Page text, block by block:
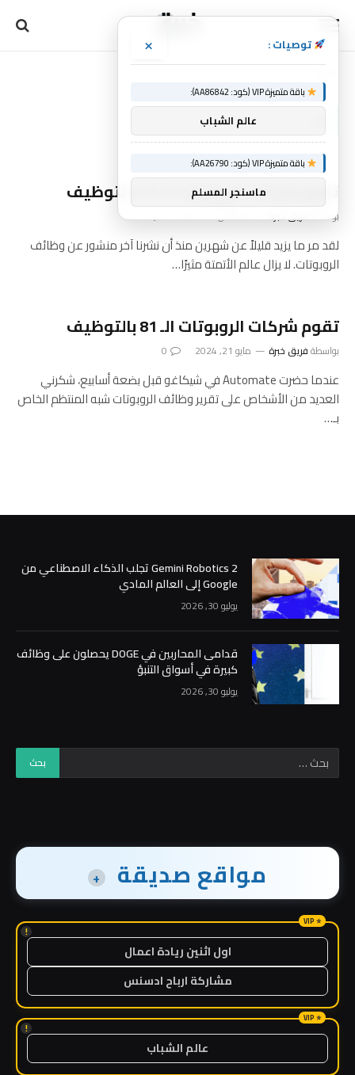
تقوم شركات الروبوتات الـ 74 بالتوظيف
بواسطةفريق خبرة أغسطس 24, 2024 0
لقد مر ما يزيد قليلاً عن شهرين منذ أن نشرنا آخر منشور عن وظائف
الروبوتات. لا يزال عالم الأتمتة مثيرًا…
تقوم شركات الروبوتات الـ 81 بالتوظيف
بواسطةفريق خبرة مايو 21, 2024 0
عندما حضرت Automate في شيكاغو قبل بضعة أسابيع، شكرني
العديد من الأشخاص على تقرير وظائف الروبوتات شبه المنتظم الخاص
بـ…
Gemini Robotics 2 تجلب الذكاء الاصطناعي من
Google إلى العالم المادي
يوليو 30, 2026
قدامى المحاربين في DOGE يحصلون على وظائف
كبيرة في أسواق التنبؤ
يوليو 30, 2026
مواقع صديقة +
!
اول اثنين ريادة اعمال
مشاركة ارباح ادسنس
!
عالم الشباب
توصيات : ×
باقة متميزة VIP (كود: AA86842):
عالم الشباب
باقة متميزة VIP (كود: AA26790):
ماسنجر المسلم